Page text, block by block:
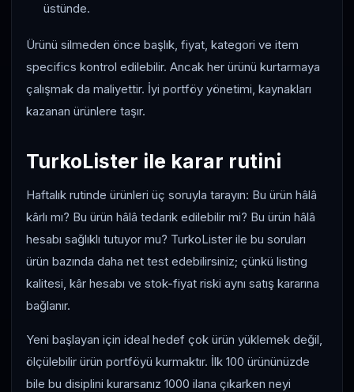
üstünde.
Ürünü silmeden önce başlık, fiyat, kategori ve item
specifics kontrol edilebilir. Ancak her ürünü kurtarmaya
çalışmak da maliyettir. İyi portföy yönetimi, kaynakları
kazanan ürünlere taşır.
TurkoLister ile karar rutini
Haftalık rutinde ürünleri üç soruyla tarayın: Bu ürün hâlâ
kârlı mı? Bu ürün hâlâ tedarik edilebilir mi? Bu ürün hâlâ
hesabı sağlıklı tutuyor mu? TurkoLister ile bu soruları
ürün bazında daha net test edebilirsiniz; çünkü listing
kalitesi, kâr hesabı ve stok-fiyat riski aynı satış kararına
bağlanır.
Yeni başlayan için ideal hedef çok ürün yüklemek değil,
ölçülebilir ürün portföyü kurmaktır. İlk 100 ürününüzde
bile bu disiplini kurarsanız 1000 ilana çıkarken neyi